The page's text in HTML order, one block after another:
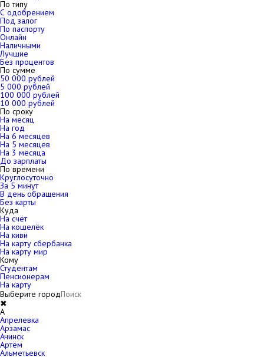
По типу
С одобрением
Под залог
По паспорту
Онлайн
Наличными
Лучшие
Без процентов
По сумме
50 000 рублей
5 000 рублей
100 000 рублей
10 000 рублей
По сроку
На месяц
На год
На 6 месяцев
На 5 месяцев
На 3 месяца
До зарплаты
По времени
Круглосуточно
За 5 минут
В день обращения
Без карты
Куда
На счёт
На кошелёк
На киви
На карту сбербанка
На карту мир
Кому
Студентам
Пенсионерам
На карту
Выберите город
✖
A
Апрелевка
Арзамас
Ачинск
Артём
Альметьевск